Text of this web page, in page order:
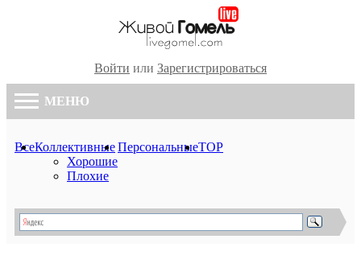
Войти или Зарегистрироваться
МЕНЮ
ВсеКоллективные
Хорошие
Плохие
ПерсональныеTOP